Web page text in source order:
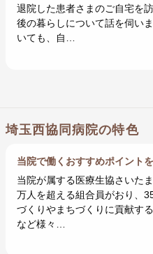
退院した患者さまのご自宅を
後の暮らしについて話を伺い
いても、自…
埼玉西協同病院の特色
当院で働くおすすめポイント
当院が属する医療生協さいた
万人を超える組合員がおり、
づくりやまちづくりに貢献す
など様々…